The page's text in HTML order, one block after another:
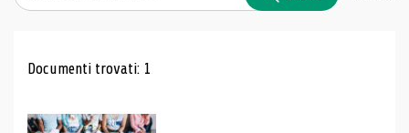
Risultati di ricerca
Documenti trovati: 1